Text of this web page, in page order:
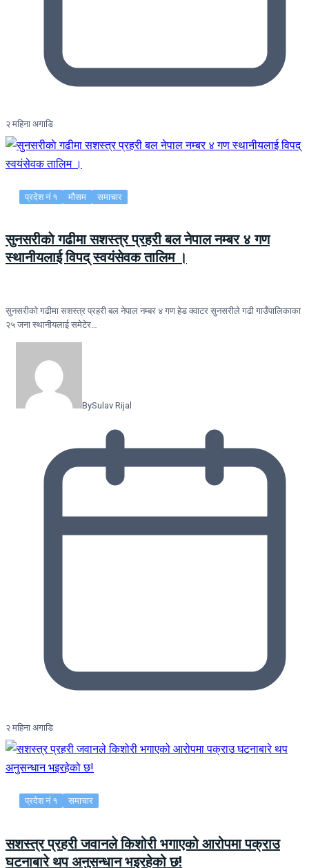
२ महिना अगाडि
प्रदेश नं १ मौसम समाचार
सुनसरीकाे गढीमा सशस्त्र प्रहरी बल नेपाल नम्बर ४ गण
स्थानीयलाई विपद् स्वयंसेवक तालिम ।
सुनसरीकाे गढीमा सशस्त्र प्रहरी बल नेपाल नम्बर ४ गण हेड क्वाटर सुनसरीले गढी गाउँपालिकाका
२५ जना स्थानीयलाई समेटेर…
BySulav Rijal
२ महिना अगाडि
प्रदेश नं १ समाचार
सशस्त्र प्रहरी जवानले किशोरी भगाएको आरोपमा पक्राउ
घटनाबारे थप अनुसन्धान भइरहेको छ!